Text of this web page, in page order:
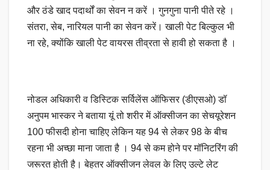
और ठंडे खाद पदार्थों का सेवन न करें । गुनगुना पानी पीते रहे ।
संतरा, सेब, नारियल पानी का सेवन करें। खाली पेट बिल्कुल भी
ना रहे, क्योंकि खाली पेट वायरस तीव्रता से हावी हो सकता है ।
नोडल अधिकारी व डिस्टिक सर्विलेंस ऑफिसर (डीएसओ) डॉ
अनुपम भास्कर ने बताया यूं तो शरीर में ऑक्सीजन का सेचयूरेशन
100 फीसदी होना चाहिए लेकिन यह 94 से लेकर 98 के बीच
रहना भी अच्छा माना जाता है ‌। 94 से कम होने पर मॉनिटरिंग की
जरूरत होती है‌। बेहतर ऑक्सीजन लेवल के लिए उल्टे लेट